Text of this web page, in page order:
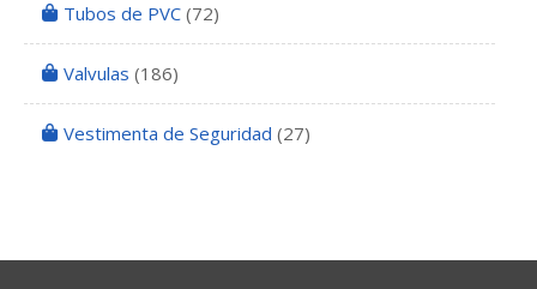
Tubos de PVC (72)
Valvulas (186)
Vestimenta de Seguridad (27)